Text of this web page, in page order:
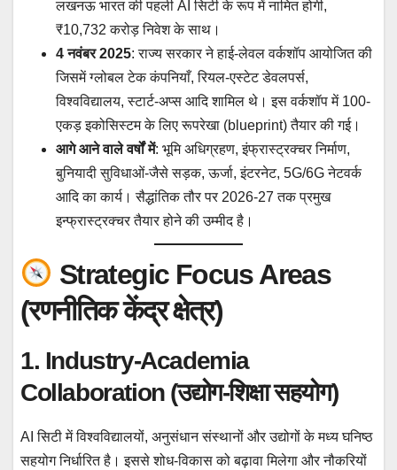
लखनऊ भारत की पहली AI सिटी के रूप में नामित होगी,
₹10,732 करोड़ निवेश के साथ।
4 नवंबर 2025: राज्य सरकार ने हाई-लेवल वर्कशॉप आयोजित की
जिसमें ग्लोबल टेक कंपनियाँ, रियल-एस्टेट डेवलपर्स,
विश्वविद्यालय, स्टार्ट-अप्स आदि शामिल थे। इस वर्कशॉप में 100-
एकड़ इकोसिस्टम के लिए रूपरेखा (blueprint) तैयार की गई।
आगे आने वाले वर्षों में: भूमि अधिग्रहण, इंफ्रास्ट्रक्चर निर्माण,
बुनियादी सुविधाओं-जैसे सड़क, ऊर्जा, इंटरनेट, 5G/6G नेटवर्क
आदि का कार्य। सैद्धांतिक तौर पर 2026-27 तक प्रमुख
इन्फ्रास्ट्रक्चर तैयार होने की उम्मीद है।
Strategic Focus Areas
(रणनीतिक केंद्र क्षेत्र)
1. Industry-Academia
Collaboration (उद्योग-शिक्षा सहयोग)
AI सिटी में विश्वविद्यालयों, अनुसंधान संस्थानों और उद्योगों के मध्य घनिष्ठ
सहयोग निर्धारित है। इससे शोध-विकास को बढ़ावा मिलेगा और नौकरियों